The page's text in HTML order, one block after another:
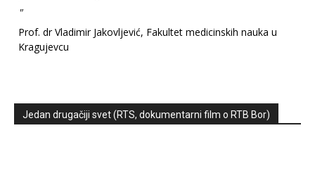
"
Prof. dr Vladimir Jakovljević, Fakultet medicinskih nauka u
Kragujevcu
Jedan drugačiji svet (RTS, dokumentarni film o RTB Bor)